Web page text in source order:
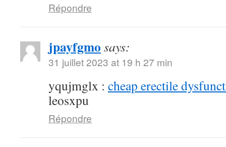
Répondre
jpayfgmo says:
31 juillet 2023 at 19 h 27 min
yqujmglx : cheap erectile
leosxpu
Répondre